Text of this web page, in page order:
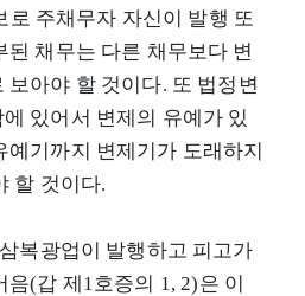
로 주채무자 자신이 발행 또
채무는 다른 채무보다 변
아야 할 것이다. 또 법정변
있어서 변제의 유예가 있
예기까지 변제기가 도래하지
할 것이다.
복광업이 발행하고 피고가
(갑 제1호증의 1, 2)은 이